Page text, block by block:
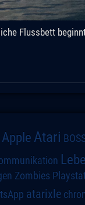
Flussbett
Apple Atari
Zombies
atarixle